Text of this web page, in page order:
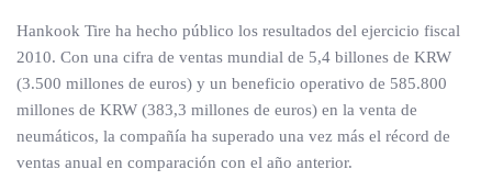
Hankook Tire ha hecho público los resultados del ejercicio fiscal
2010. Con una cifra de ventas mundial de 5,4 billones de KRW
(3.500 millones de euros) y un beneficio operativo de 585.800
millones de KRW (383,3 millones de euros) en la venta de
neumáticos, la compañía ha superado una vez más el récord de
ventas anual en comparación con el año anterior.